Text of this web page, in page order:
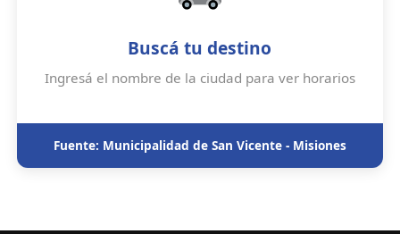
Buscá tu destino
Ingresá el nombre de la ciudad para ver horarios
Fuente: Municipalidad de San Vicente - Misiones